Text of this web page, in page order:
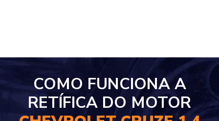
COMO FUNCIONA A
RETÍFICA DO MOTOR